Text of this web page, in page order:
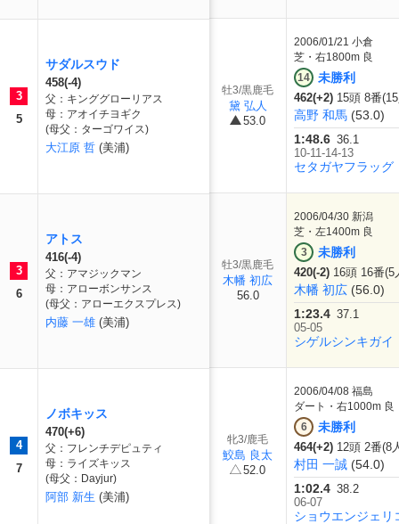
3
5
サダルスウド
458(-4)
父：キンググローリアス
母：アオイチヨギク
(母父：ターゴワイス)
大江原 哲 (美浦)
3
6
アトス
416(-4)
父：アマジックマン
母：アローボンサンス
(母父：アローエクスプレス)
内藤 一雄 (美浦)
4
7
ノボキッス
470(+6)
父：フレンチデピュティ
母：ライズキッス
(母父：Dayjur)
阿部 新生 (美浦)
牡3/黒鹿毛
黛 弘人
53.0
2006/01/21 小倉
芝・右1800m 良
14
未勝利
462(+2) 15頭 8番
高野 和馬 (53.0)
1:48.6 36.1
10-11-14-13
セタガヤフラッグ
牡3/黒鹿毛
木幡 初広
56.0
2006/04/30 新潟
芝・左1400m 良
3
未勝利
420(-2) 16頭 16番(5
木幡 初広 (56.0)
1:23.4 37.1
05-05
シゲルシンキガイ
牝3/鹿毛
鮫島 良太
52.0
2006/04/08 福島
ダート・右1000m 良
6
未勝利
464(+2) 12頭 2番(8
村田 一誠 (54.0)
1:02.4 38.2
06-07
ショウエンジェリ